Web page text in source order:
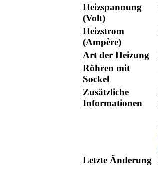
Heizspannung
(Volt)
Heizstrom
(Ampère)
Art der Heizung
Röhren mit
Sockel
Zusätzliche
Informationen
Letzte Änderung